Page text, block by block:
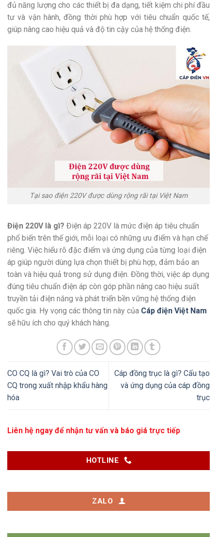
đủ năng lượng cho các thiết bị đa dạng, tiết kiệm chi phí đầu
tư và vận hành, đồng thời phù hợp với tiêu chuẩn quốc tế,
giúp nâng cao hiệu quả và độ tin cậy của hệ thống điện.
Tại sao điện 220V được dùng rộng rãi tại Việt Nam
Điện 220V là gì? Điện áp 220V là mức điện áp tiêu chuẩn
phổ biến trên thế giới, mỗi loại có những ưu điểm và hạn chế
riêng. Việc hiểu rõ đặc điểm và ứng dụng của từng loại điện
áp giúp người dùng lựa chọn thiết bị phù hợp, đảm bảo an
toàn và hiệu quả trong sử dụng điện. Đồng thời, việc áp dụng
đúng tiêu chuẩn điện áp còn góp phần nâng cao hiệu suất
truyền tải điện năng và phát triển bền vững hệ thống điện
quốc gia. Hy vọng các thông tin này của Cáp điện Việt Nam
sẽ hữu ích cho quý khách hàng.
CO CQ là gì? Vai trò của CO
CQ trong xuất nhập khẩu hàng
hóa
Cáp đồng trục là gì? Cấu tạo
và ứng dụng của cáp đồng
trục
Liên hệ ngay để nhận tư vấn và báo giá trực tiếp
HOTLINE
ZALO